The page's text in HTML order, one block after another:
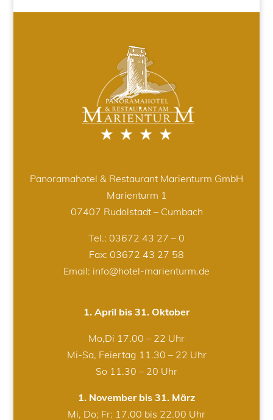
Panoramahotel & Restaurant Marienturm GmbH
Marienturm 1
07407 Rudolstadt – Cumbach
Tel.: 03672 43 27 – 0
Fax: 03672 43 27 58
Email: info@hotel-marienturm.de
1. April bis 31. Oktober
Mo,Di 17.00 – 22 Uhr
Mi-Sa, Feiertag 11.30 – 22 Uhr
So 11.30 – 20 Uhr
1. November bis 31. März
Mi, Do; Fr: 17.00 bis 22.00 Uhr